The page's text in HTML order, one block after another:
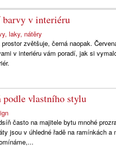
barvy v interiéru
laky, nátěry
prostor zvětšuje, černá naopak.
v interiéru vám poradí, jak si
vlastního stylu
často na majitele bytu mnohé
jsou v úhledné řadě na ramínkách